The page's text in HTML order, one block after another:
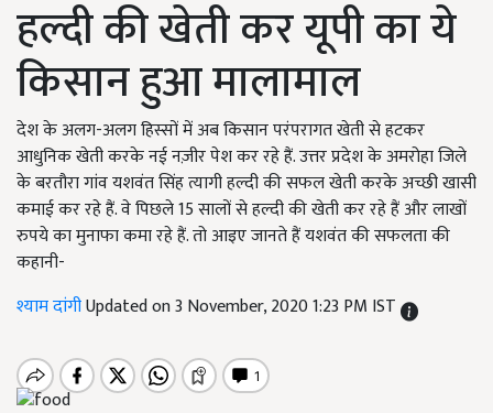
हल्दी की खेती कर यूपी का ये
किसान हुआ मालामाल
देश के अलग-अलग हिस्सों में अब किसान परंपरागत खेती से हटकर
आधुनिक खेती करके नई नज़ीर पेश कर रहे हैं. उत्तर प्रदेश के अमरोहा जिले
के बरतौरा गांव यशवंत सिंह त्यागी हल्दी की सफल खेती करके अच्छी खासी
कमाई कर रहे हैं. वे पिछले 15 सालों से हल्दी की खेती कर रहे हैं और लाखों
रुपये का मुनाफा कमा रहे हैं. तो आइए जानते हैं यशवंत की सफलता की
कहानी-
श्याम दांगीUpdated on 3 November, 2020 1:23 PM IST